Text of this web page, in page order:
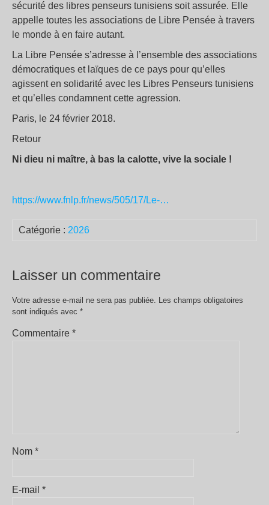
sécurité des libres penseurs tunisiens soit assurée. Elle
appelle toutes les associations de Libre Pensée à travers
le monde à en faire autant.
La Libre Pensée s’adresse à l’ensemble des associations
démocratiques et laïques de ce pays pour qu’elles
agissent en solidarité avec les Libres Penseurs tunisiens
et qu’elles condamnent cette agression.
Paris, le 24 février 2018.
Retour
Ni dieu ni maître, à bas la calotte, vive la sociale !
https://www.fnlp.fr/news/505/17/Le-…
Catégorie : 2026
Laisser un commentaire
Votre adresse e-mail ne sera pas publiée. Les champs obligatoires
sont indiqués avec *
Commentaire *
Nom *
E-mail *